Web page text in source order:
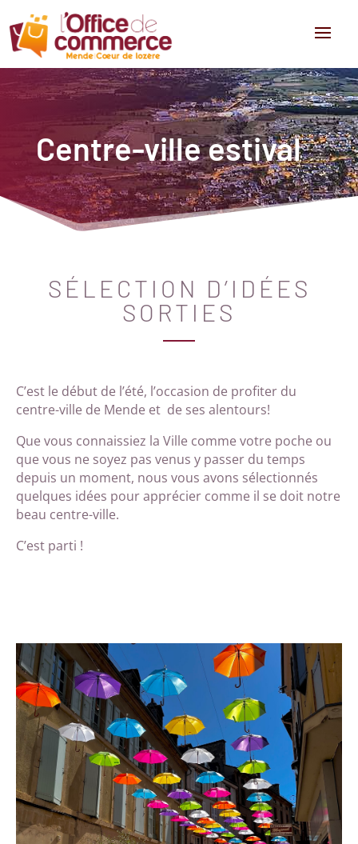
Centre-ville estival
SÉLECTION D’IDÉES
SORTIES
C’est le début de l’été, l’occasion de profiter du
centre-ville de Mende et de ses alentours!
Que vous connaissiez la Ville comme votre poche ou
que vous ne soyez pas venus y passer du temps
depuis un moment, nous vous avons sélectionnés
quelques idées pour apprécier comme il se doit notre
beau centre-ville.
C’est parti !